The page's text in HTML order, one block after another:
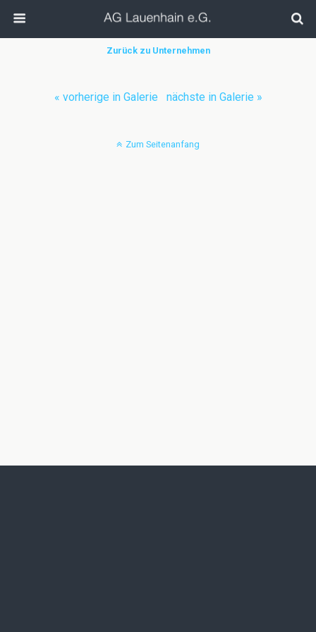
Zurück zu Unternehmen
« vorherige in Galerie nächste in Galerie »
Zum Seitenanfang